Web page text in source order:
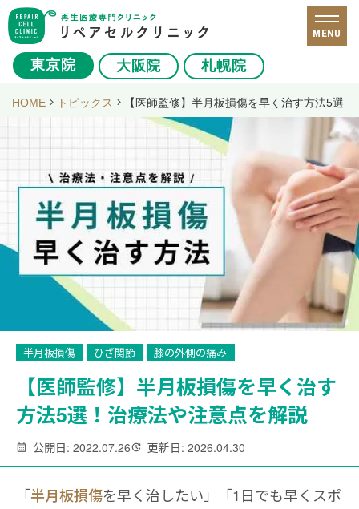
東京院 大阪院 札幌院
MENU
HOME トピックス 【医師監修】半月板損傷を早く治す方法5選
半月板損傷 ひざ関節 膝の外側の痛み
【医師監修】半月板損傷を早く治す
方法5選！治療法や注意点を解説
公開日: 2022.07.26 更新日: 2026.04.30
「半月板損傷を早く治したい」「1日でも早くスポ